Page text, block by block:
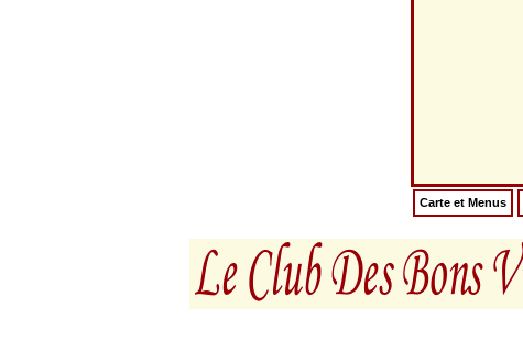
Carte et Menus